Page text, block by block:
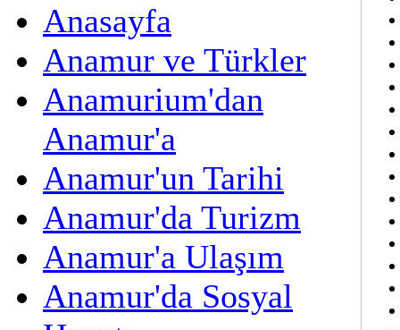
Anasayfa
Anamur ve Türkler
Anamurium'dan
Anamur'a
Anamur'un Tarihi
Anamur'da Turizm
Anamur'a Ulaşım
Anamur'da Sosyal